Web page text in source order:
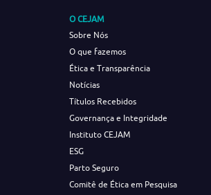
O CEJAM
Sobre Nós
O que fazemos
Ética e Transparência
Notícias
Títulos Recebidos
Governança e Integridade
Instituto CEJAM
ESG
Parto Seguro
Comitê de Ética em Pesquisa